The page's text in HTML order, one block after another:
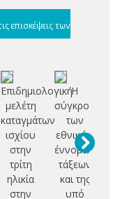
επισκέψεις των
Επιδημιολογική
μελέτη
καταγμάτων
ισχίου
στην
τρίτη
ηλικία
στην
Η
σύγκρουση
των
εθνικών
έννομων
τάξεων
και της
υπό